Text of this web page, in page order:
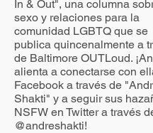
In & Out", una columna
sexo y relaciones para la
comunidad LGBTQ que se
publica quincenalmente a
de Baltimore OUTLoud.
alienta a conectarse con
Facebook a través de
Shakti" y a seguir sus
NSFW en Twitter a través
@andreshakti!